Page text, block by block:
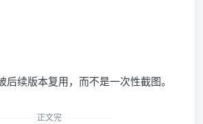
后续版本复用，而不是一次性截图。
正文完